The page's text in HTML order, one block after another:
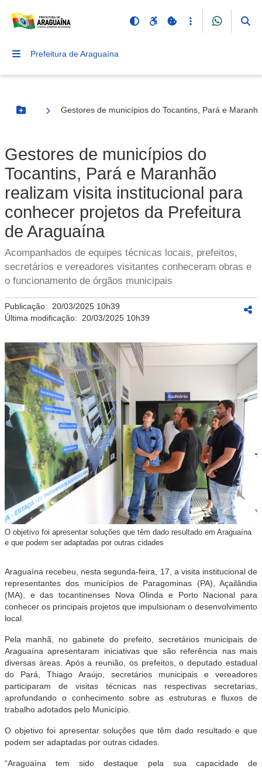
Prefeitura de Araguaína
Botão Menu
Gestores de municípios do Tocantins, Pará e
Gestores de municípios do
Tocantins, Pará e Maranhão
realizam visita institucional para
conhecer projetos da Prefeitura
de Araguaína
Acompanhados de equipes técnicas locais, prefeitos,
secretários e vereadores visitantes conheceram obras e
o funcionamento de órgãos municipais
Publicação: 20/03/2025 10h39
Última modificação: 20/03/2025 10h39
O objetivo foi apresentar soluções que têm dado resultado em Araguaína
e que podem ser adaptadas por outras cidades
Araguaína recebeu, nesta segunda-feira, 17, a visita institucional de
representantes dos municípios de Paragominas (PA), Açailândia
(MA), e das tocantinenses Nova Olinda e Porto Nacional para
conhecer os principais projetos que impulsionam o desenvolvimento
local.
Pela manhã, no gabinete do prefeito, secretários municipais de
Araguaína apresentaram iniciativas que são referência nas mais
diversas áreas. Após a reunião, os prefeitos, o deputado estadual
do Pará, Thiago Araújo, secretários municipais e vereadores
participaram de visitas técnicas nas respectivas secretarias,
aprofundando o conhecimento sobre as estruturas e fluxos de
trabalho adotados pelo Município.
O objetivo foi apresentar soluções que têm dado resultado e que
podem ser adaptadas por outras cidades.
“Araguaína tem sido destaque pela sua capacidade de